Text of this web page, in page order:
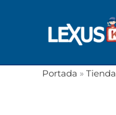
Portada » Tienda